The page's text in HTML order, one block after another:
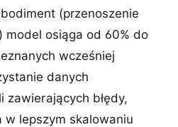
(przenoszenie
osiąga od 60% do
wcześniej
danych
zawierających błędy,
w lepszym skalowaniu